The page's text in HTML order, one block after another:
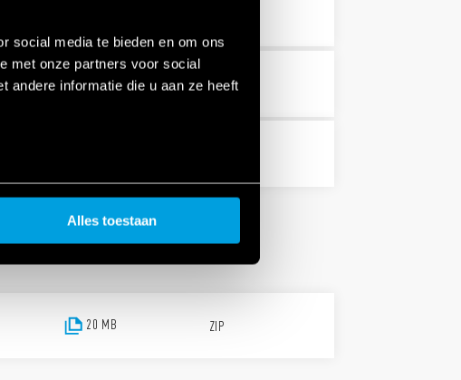
social media te bieden en om ons
met onze partners voor social
andere informatie die u aan ze heeft
Alles toestaan
PDF
20 MB ZIP